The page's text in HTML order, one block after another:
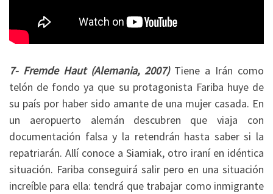
7- Fremde Haut (Alemania, 2007) Tiene a Irán como
telón de fondo ya que su protagonista Fariba huye de
su país por haber sido amante de una mujer casada. En
un aeropuerto alemán descubren que viaja con
documentación falsa y la retendrán hasta saber si la
repatriarán. Allí conoce a Siamiak, otro iraní en idéntica
situación. Fariba conseguirá salir pero en una situación
increíble para ella: tendrá que trabajar como inmigrante